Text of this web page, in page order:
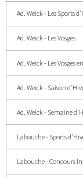
Ad. Weick - Les Sports
Ad. Weick - Les Vosges
Ad. Weick - Les Vosges
Ad. Weick - Saison
Ad. Weick - Semaine
Labouche - Sports
Labouche - Concours